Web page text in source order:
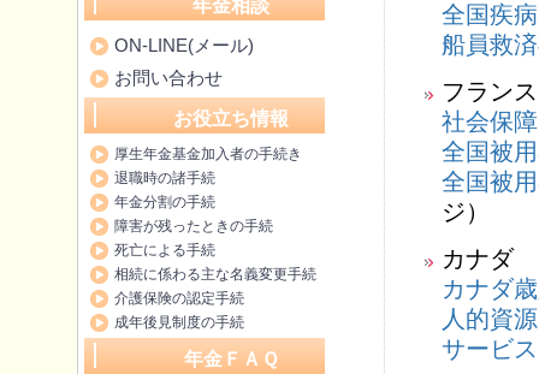
全国疾
船員救
フランス
社会保
全国被
全国被
ジ）
カナダ
カナダ
人的資
サービ
年金相談
ON-LINE(メール)
お問い合わせ
お役立ち情報
厚生年金基金加入者の手続き
退職時の諸手続
年金分割の手続
障害が残ったときの手続
死亡による手続
相続に係わる主な名義変更手続
介護保険の認定手続
成年後見制度の手続
年金ＦＡＱ